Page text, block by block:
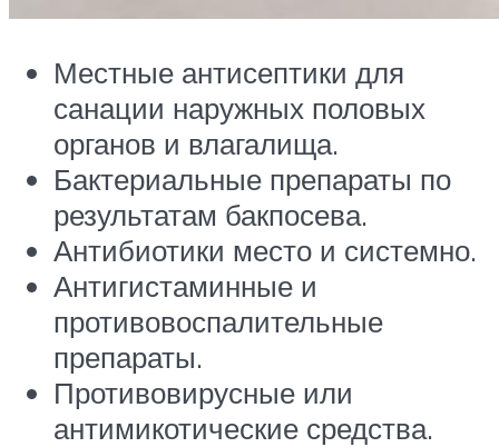
Местные антисептики для
санации наружных половых
органов и влагалища.
Бактериальные препараты по
результатам бакпосева.
Антибиотики место и системно.
Антигистаминные и
противовоспалительные
препараты.
Противовирусные или
антимикотические средства.